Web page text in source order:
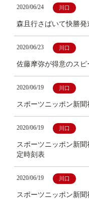
2020/06/24 川口
森且行さばいて快勝
2020/06/23 川口
佐藤摩弥が得意のス
2020/06/19 川口
スポーツニッポン新
2020/06/19 川口
スポーツニッポン新
定時刻表
2020/06/19 川口
スポーツニッポン新